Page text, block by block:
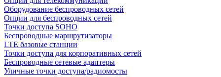
Оборудование беспроводных сетей
Опции для беспроводных сетей
Точки доступа SOHO
Беспроводные маршрутизаторы
LTE базовые станции
Точки доступа для корпоративных сетей
Беспроводные сетевые адаптеры
Уличные точки доступа/радиомосты